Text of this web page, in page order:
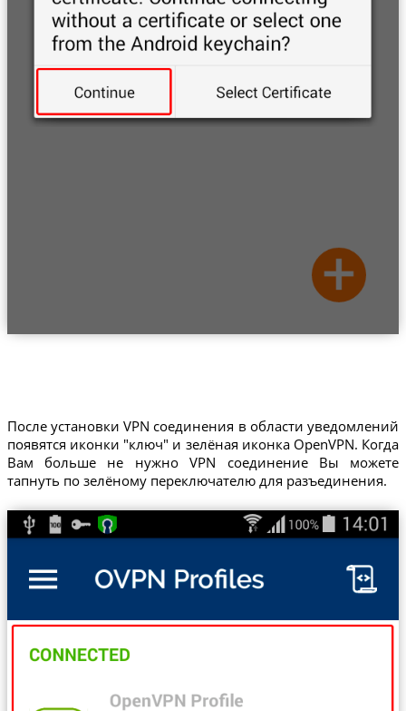
После установки VPN соединения в области уведомлений
появятся иконки "ключ" и зелёная иконка OpenVPN. Когда
Вам больше не нужно VPN соединение Вы можете
тапнуть по зелёному переключателю для разъединения.